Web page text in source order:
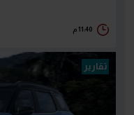
11:40 م
تقارير